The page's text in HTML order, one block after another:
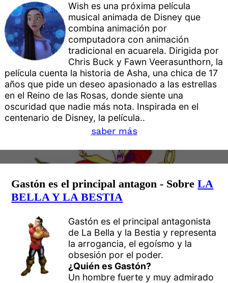
Wish es una próxima película
musical animada de Disney que
combina animación por
computadora con animación
tradicional en acuarela. Dirigida por
Chris Buck y Fawn Veerasunthorn, la
película cuenta la historia de Asha, una chica de 17
años que pide un deseo apasionado a las estrellas
en el Reino de las Rosas, donde siente una
oscuridad que nadie más nota. Inspirada en el
centenario de Disney, la película..
saber más
Gastón es el principal antagon - SobreLA
BELLA Y LA BESTIA
Gastón es el principal antagonista
de La Bella y la Bestia y representa
la arrogancia, el egoísmo y la
obsesión por el poder.
¿Quién es Gastón?
Un hombre fuerte y muy admirado